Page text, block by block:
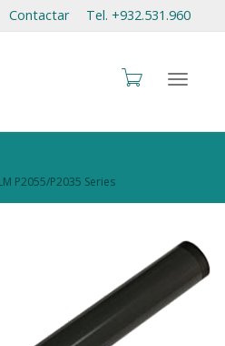
Contactar Tel. +932.531.960
P2055/P2035 Series